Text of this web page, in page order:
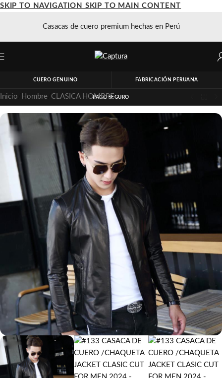
SKIP TO NAVIGATION SKIP TO MAIN CONTENT
Casacas de cuero premium hechas en Perú
CUERO GENUINO FABRICACIÓN PERUANA
PAGO SEGURO
Inicio Hombre CLASICA HOMBRE